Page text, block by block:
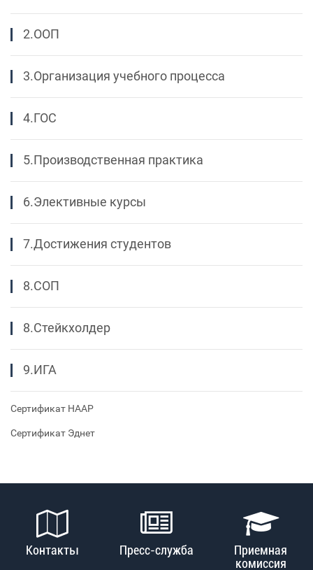
2.ООП
3.Организация учебного процесса
4.ГОС
5.Производственная практика
6.Элективные курсы
7.Достижения студентов
8.СОП
8.Стейкхолдер
9.ИГА
Сертификат НААР
Сертификат Эднет
Контакты Пресс-служба
Приемная
комиссия